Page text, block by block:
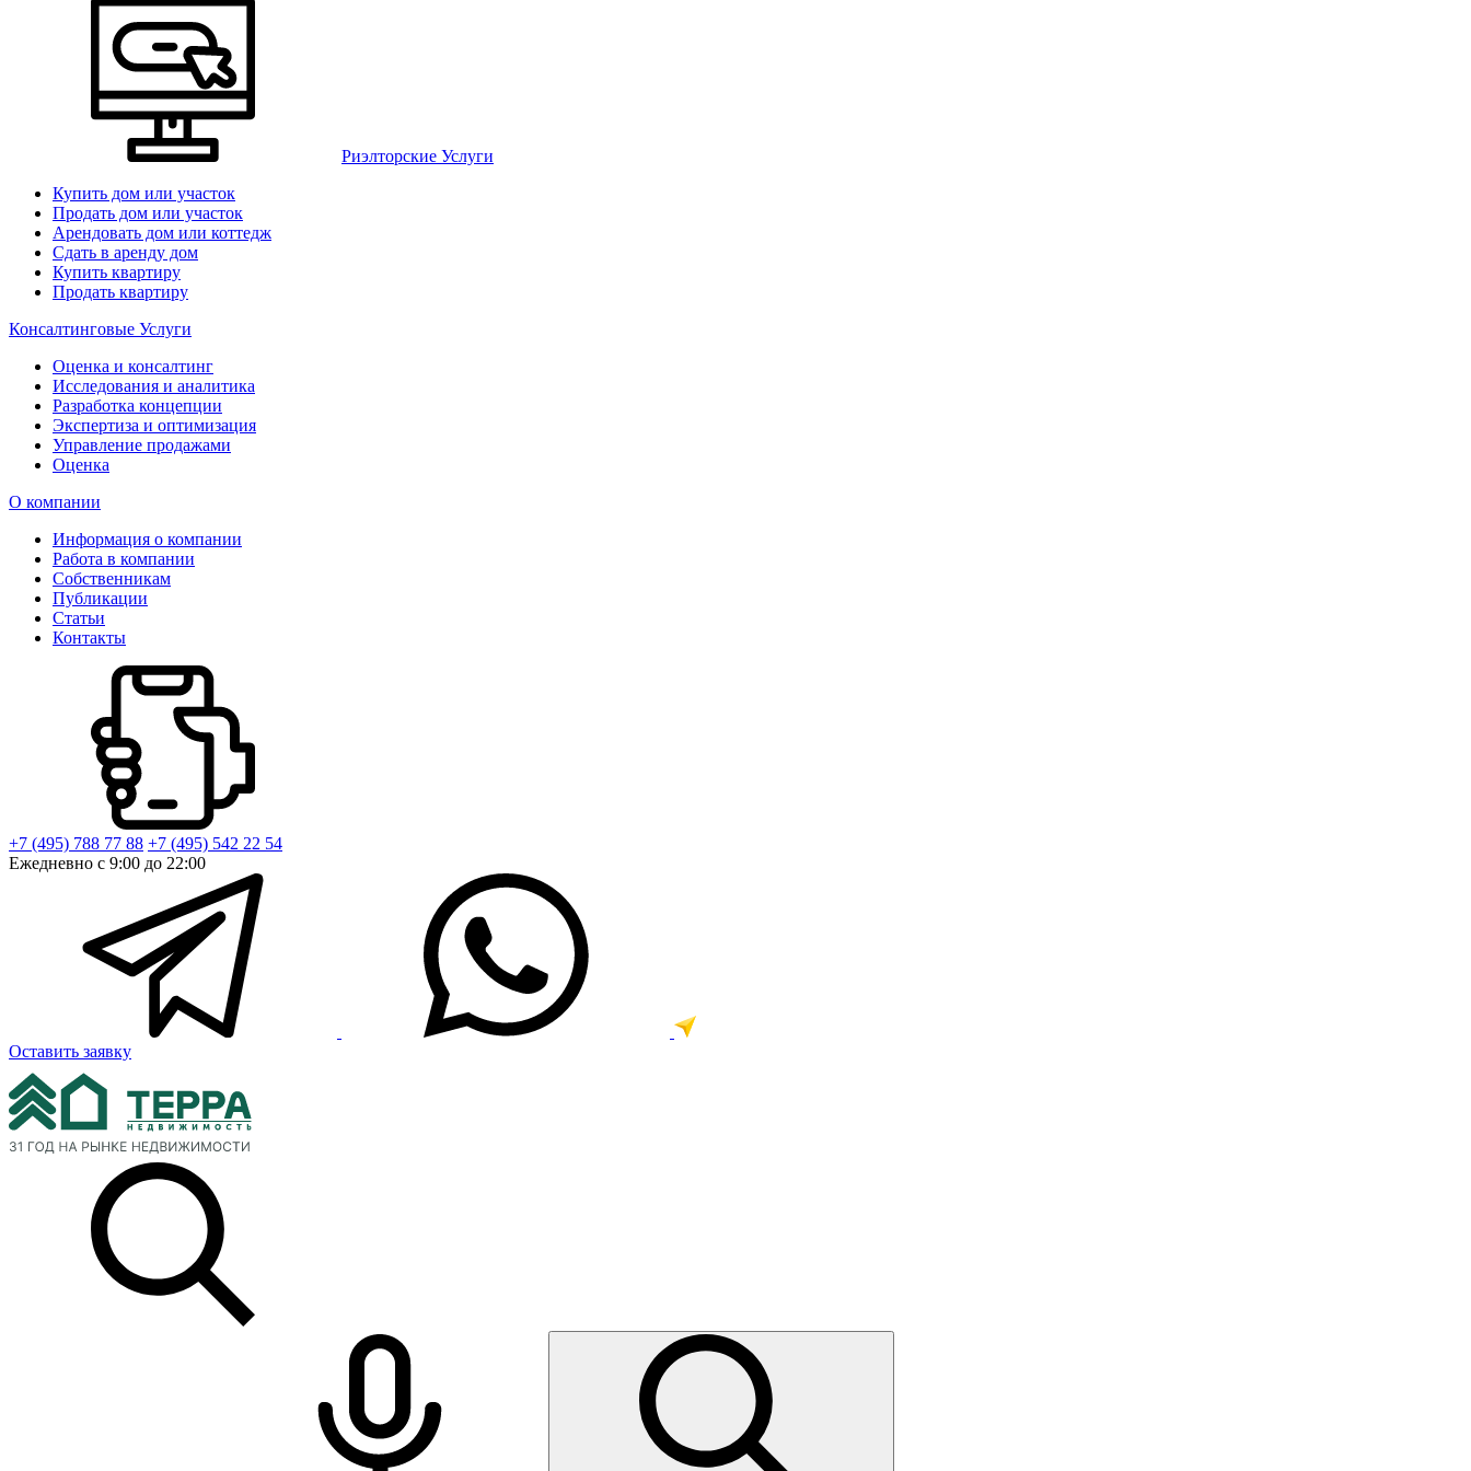
Риэлторские Услуги
Купить дом или участок
Продать дом или участок
Арендовать дом или коттедж
Сдать в аренду дом
Купить квартиру
Продать квартиру
Консалтинговые Услуги
Оценка и консалтинг
Исследования и аналитика
Разработка концепции
Экспертиза и оптимизация
Управление продажами
Оценка
О компании
Информация о компании
Работа в компании
Собственникам
Публикации
Статьи
Контакты
+7 (495) 788 77 88 +7 (495) 542 22 54
Ежедневно с 9:00 до 22:00
Оставить заявку